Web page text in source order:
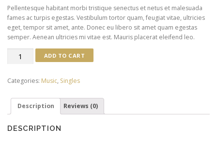
Pellentesque habitant morbi tristique senectus et netus et malesuada
fames ac turpis egestas. Vestibulum tortor quam, feugiat vitae, ultricies
eget, tempor sit amet, ante. Donec eu libero sit amet quam egestas
semper. Aenean ultricies mi vitae est. Mauris placerat eleifend leo.
quantity
ADD TO CART
Categories: Music, Singles
Description Reviews (0)
DESCRIPTION